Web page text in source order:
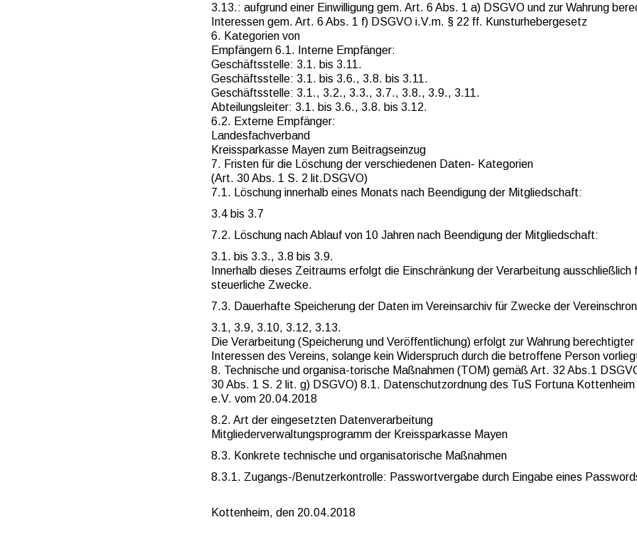
3.13.: aufgrund einer Einwilligung gem. Art. 6 Abs. 1 a) DSGVO und zur Wahrung
Interessen gem. Art. 6 Abs. 1 f) DSGVO i.V.m. § 22 ff. Kunsturhebergesetz
6. Kategorien von
Empfängern 6.1. Interne Empfänger:
Geschäftsstelle: 3.1. bis 3.11.
Geschäftsstelle: 3.1. bis 3.6., 3.8. bis 3.11.
Geschäftsstelle: 3.1., 3.2., 3.3., 3.7., 3.8., 3.9., 3.11.
Abteilungsleiter: 3.1. bis 3.6., 3.8. bis 3.12.
6.2. Externe Empfänger:
Landesfachverband
Kreissparkasse Mayen zum Beitragseinzug
7. Fristen für die Löschung der verschiedenen Daten- Kategorien
(Art. 30 Abs. 1 S. 2 lit.DSGVO)
7.1. Löschung innerhalb eines Monats nach Beendigung der Mitgliedschaft:
3.4 bis 3.7
7.2. Löschung nach Ablauf von 10 Jahren nach Beendigung der Mitgliedschaft:
3.1. bis 3.3., 3.8 bis 3.9.
Innerhalb dieses Zeitraums erfolgt die Einschränkung der Verarbeitung ausschließlich
steuerliche Zwecke.
7.3. Dauerhafte Speicherung der Daten im Vereinsarchiv für Zwecke der
3.1, 3.9, 3.10, 3.12, 3.13.
Die Verarbeitung (Speicherung und Veröffentlichung) erfolgt zur Wahrung berechtigter
Interessen des Vereins, solange kein Widerspruch durch die betroffene Person
8. Technische und organisa-torische Maßnahmen (TOM) gemäß Art. 32 Abs.1
30 Abs. 1 S. 2 lit. g) DSGVO) 8.1. Datenschutzordnung des TuS Fortuna Kottenheim
e.V. vom 20.04.2018
8.2. Art der eingesetzten Datenverarbeitung
Mitgliederverwaltungsprogramm der Kreissparkasse Mayen
8.3. Konkrete technische und organisatorische Maßnahmen
8.3.1. Zugangs-/Benutzerkontrolle: Passwortvergabe durch Eingabe eines
Kottenheim, den 20.04.2018